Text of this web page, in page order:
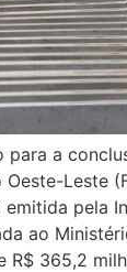
para a
Leste
pela
ao
R$ 365,2